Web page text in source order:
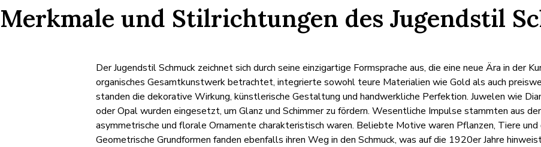
Merkmale und Stilrichtungen des Jugendstil
Der Jugendstil Schmuck zeichnet sich durch seine einzigartige Formsprache aus, die eine neue Ära in der
organisches Gesamtkunstwerk betrachtet, integrierte sowohl teure Materialien wie Gold als auch
standen die dekorative Wirkung, künstlerische Gestaltung und handwerkliche Perfektion. Juwelen wie
oder Opal wurden eingesetzt, um Glanz und Schimmer zu fördern. Wesentliche Impulse stammten aus
asymmetrische und florale Ornamente charakteristisch waren. Beliebte Motive waren Pflanzen, Tiere
Geometrische Grundformen fanden ebenfalls ihren Weg in den Schmuck, was auf die 1920er Jahre